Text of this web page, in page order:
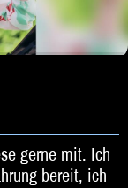
gerne mit. Ich
bereit, ich